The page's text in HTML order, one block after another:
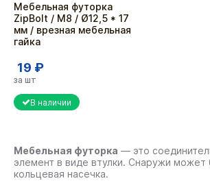
Мебельная футорка
ZipBolt / М8 / Ø12,5 * 17
мм / врезная мебельная
гайка
19 ₽
за шт
В наличии
Мебельная футорка — это
элемент в виде втулки. Снаружи может
кольцевая насечка.